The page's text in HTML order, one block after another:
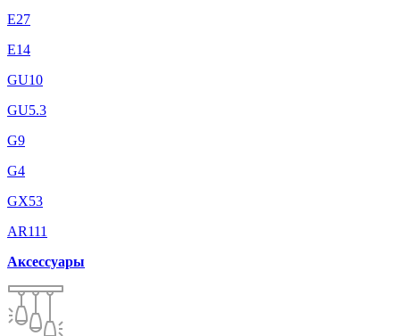
E27
E14
GU10
GU5.3
G9
G4
GX53
AR111
Аксессуары